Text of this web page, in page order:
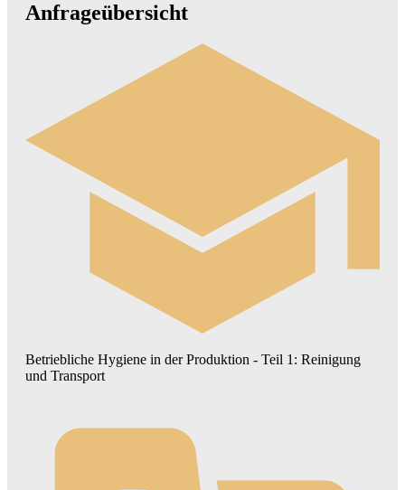
Anfrageübersicht
Betriebliche Hygiene in der Produktion - Teil 1: Reinigung
und Transport